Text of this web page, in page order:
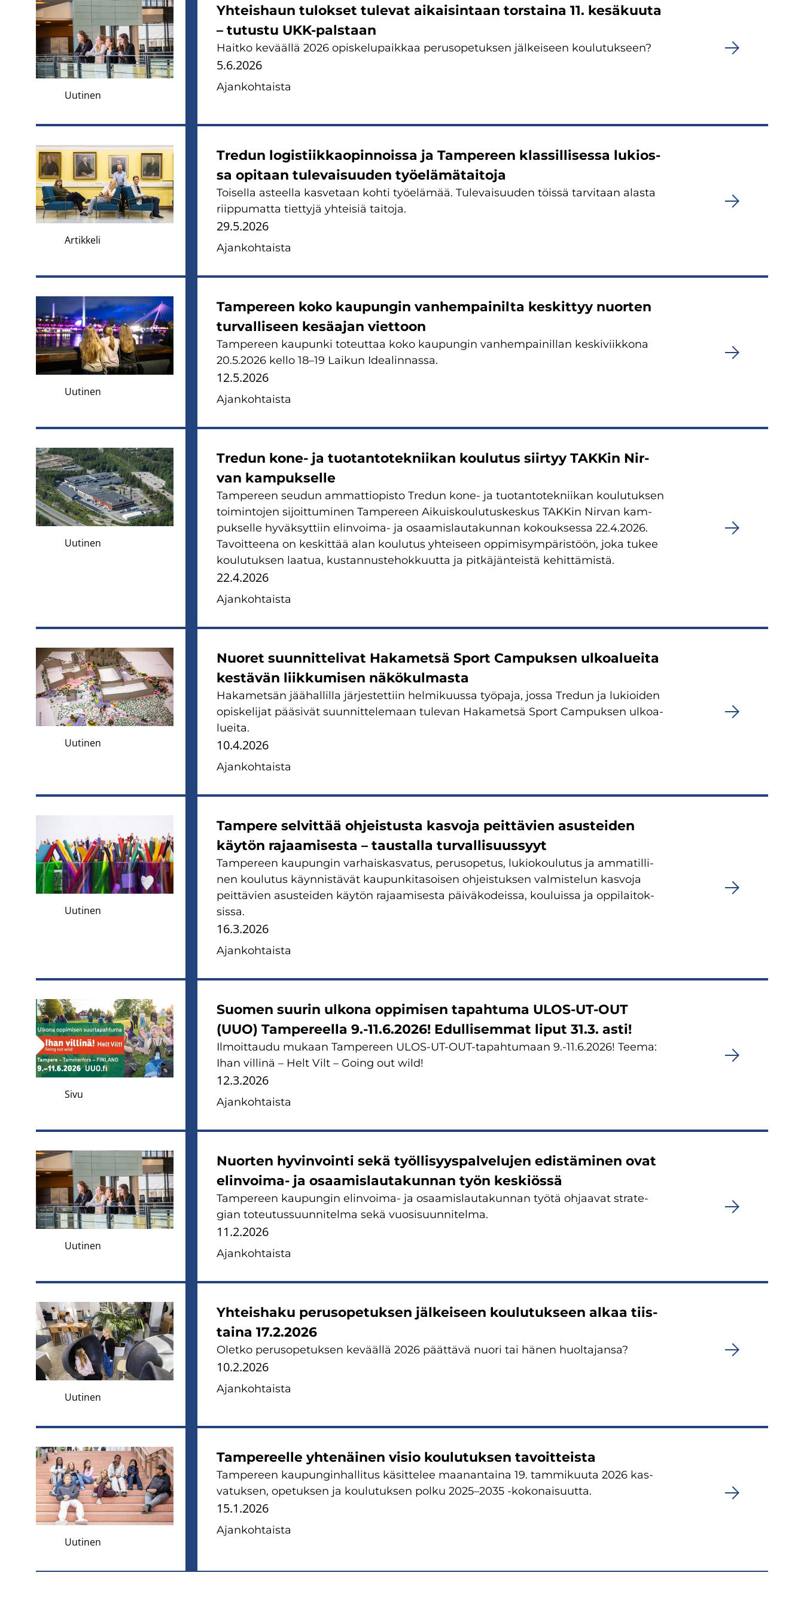
Uutinen
Yh­teis­haun tu­lok­set tu­le­vat ai­kai­sin­taan tors­tai­na 11. ke­sä­kuu­ta
– tu­tus­tu UKK-​palstaan
Hait­ko ke­vääl­lä 2026 opis­ke­lu­paik­kaa pe­rus­o­pe­tuk­sen jäl­kei­seen kou­lu­tuk­seen?
5.6.2026
Ajan­koh­tais­ta
Artikkeli
Tre­dun lo­gis­tiik­kao­pin­nois­sa ja Tam­pe­reen klas­sil­li­ses­sa lu­kios­
sa opi­taan tu­le­vai­suu­den työ­elä­mä­tai­to­ja
Toi­sel­la as­teel­la kas­ve­taan kohti työ­elä­mää. Tu­le­vai­suu­den töis­sä tar­vi­taan alas­ta
riip­pu­mat­ta tiet­ty­jä yh­tei­siä tai­to­ja.
29.5.2026
Ajan­koh­tais­ta
Uutinen
Tam­pe­reen koko kau­pun­gin van­hem­pai­nil­ta kes­kit­tyy nuor­ten
tur­val­li­seen ke­sä­ajan viet­toon
Tam­pe­reen kau­pun­ki to­teut­taa koko kau­pun­gin van­hem­pai­nil­lan kes­ki­viik­ko­na
20.5.2026 kello 18–19 Lai­kun Idea­lin­nas­sa.
12.5.2026
Ajan­koh­tais­ta
Uutinen
Tre­dun kone- ja tuo­tan­to­tek­nii­kan kou­lu­tus siir­tyy TAK­Kin Nir­
van kam­puk­sel­le
Tam­pe­reen seu­dun am­mat­tio­pis­to Tre­dun kone- ja tuo­tan­to­tek­nii­kan kou­lu­tuk­sen
toi­min­to­jen si­joit­tu­mi­nen Tam­pe­reen Ai­kuis­kou­lu­tus­kes­kus TAK­Kin Nir­van kam­
puk­sel­le hy­väk­syt­tiin elinvoima-​ ja osaa­mis­lau­ta­kun­nan ko­kouk­ses­sa 22.4.2026.
Ta­voit­tee­na on kes­kit­tää alan kou­lu­tus yh­tei­seen op­pi­mi­sym­pä­ris­töön, joka tukee
kou­lu­tuk­sen laa­tua, kus­tan­nus­te­hok­kuut­ta ja pit­kä­jän­teis­tä ke­hit­tä­mis­tä.
22.4.2026
Ajan­koh­tais­ta
Uutinen
Nuo­ret suun­nit­te­li­vat Ha­ka­met­sä Sport Cam­puk­sen ul­koa­luei­ta
kes­tä­vän liik­ku­mi­sen nä­kö­kul­mas­ta
Ha­ka­met­sän jää­hal­lil­la jär­jes­tet­tiin hel­mi­kuus­sa työ­pa­ja, jossa Tre­dun ja lu­kioi­den
opis­ke­li­jat pää­si­vät suun­nit­te­le­maan tu­le­van Ha­ka­met­sä Sport Cam­puk­sen ul­koa­
luei­ta.
10.4.2026
Ajan­koh­tais­ta
Uutinen
Tam­pe­re sel­vit­tää oh­jeis­tus­ta kas­vo­ja peit­tä­vien asus­tei­den
käy­tön ra­jaa­mi­ses­ta – taus­tal­la tur­val­li­suus­syyt
Tam­pe­reen kau­pun­gin var­hais­kas­va­tus, pe­rus­o­pe­tus, lu­kio­kou­lu­tus ja am­ma­til­li­
nen kou­lu­tus käyn­nis­tä­vät kau­pun­ki­ta­soi­sen oh­jeis­tuk­sen val­mis­te­lun kas­vo­ja
peit­tä­vien asus­tei­den käy­tön ra­jaa­mi­ses­ta päi­vä­ko­deis­sa, kou­luis­sa ja op­pi­lai­tok­
sis­sa.
16.3.2026
Ajan­koh­tais­ta
Sivu
Suo­men suu­rin ul­ko­na op­pi­mi­sen ta­pah­tu­ma ULOS-​UT-OUT
(UUO) Tam­pe­reel­la 9.-11.6.2026! Edul­li­sem­mat liput 31.3. asti!
Il­moit­tau­du mu­kaan Tam­pe­reen ULOS-​UT-OUT-tapahtumaan 9.-11.6.2026! Teema:
Ihan vil­li­nä – Helt Vilt – Going out wild!
12.3.2026
Ajan­koh­tais­ta
Uutinen
Nuor­ten hy­vin­voin­ti sekä työl­li­syys­pal­ve­lu­jen edis­tä­mi­nen ovat
elinvoima-​ ja osaa­mis­lau­ta­kun­nan työn kes­kiös­sä
Tam­pe­reen kau­pun­gin elinvoima-​ ja osaa­mis­lau­ta­kun­nan työtä oh­jaa­vat stra­te­
gian to­teu­tus­suun­ni­tel­ma sekä vuo­si­suun­ni­tel­ma.
11.2.2026
Ajan­koh­tais­ta
Uutinen
Yh­teis­ha­ku pe­rus­o­pe­tuk­sen jäl­kei­seen kou­lu­tuk­seen alkaa tiis­
tai­na 17.2.2026
Olet­ko pe­rus­o­pe­tuk­sen ke­vääl­lä 2026 päät­tä­vä nuori tai hänen huol­ta­jan­sa?
10.2.2026
Ajan­koh­tais­ta
Uutinen
Tam­pe­reel­le yh­te­näi­nen visio kou­lu­tuk­sen ta­voit­teis­ta
Tam­pe­reen kau­pun­gin­hal­li­tus kä­sit­te­lee maa­nan­tai­na 19. tam­mi­kuu­ta 2026 kas­
va­tuk­sen, ope­tuk­sen ja kou­lu­tuk­sen polku 2025–2035 -​kokonaisuutta.
15.1.2026
Ajan­koh­tais­ta